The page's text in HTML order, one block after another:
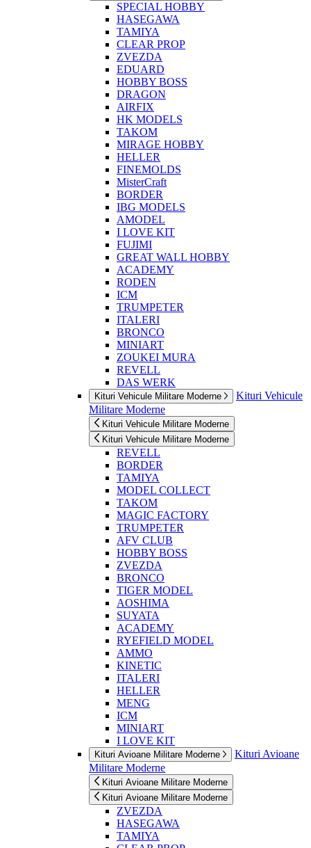
SPECIAL HOBBY
HASEGAWA
TAMIYA
CLEAR PROP
ZVEZDA
EDUARD
HOBBY BOSS
DRAGON
AIRFIX
HK MODELS
TAKOM
MIRAGE HOBBY
HELLER
FINEMOLDS
MisterCraft
BORDER
IBG MODELS
AMODEL
I LOVE KIT
FUJIMI
GREAT WALL HOBBY
ACADEMY
RODEN
ICM
TRUMPETER
ITALERI
BRONCO
MINIART
ZOUKEI MURA
REVELL
DAS WERK
Kituri Vehicule Militare Moderne
Kituri Vehicule
Militare Moderne
Kituri Vehicule Militare Moderne
Kituri Vehicule Militare Moderne
REVELL
BORDER
TAMIYA
MODEL COLLECT
TAKOM
MAGIC FACTORY
TRUMPETER
AFV CLUB
HOBBY BOSS
ZVEZDA
BRONCO
TIGER MODEL
AOSHIMA
SUYATA
ACADEMY
RYEFIELD MODEL
AMMO
KINETIC
ITALERI
HELLER
MENG
ICM
MINIART
I LOVE KIT
Kituri Avioane Militare Moderne
Kituri Avioane
Militare Moderne
Kituri Avioane Militare Moderne
Kituri Avioane Militare Moderne
ZVEZDA
HASEGAWA
TAMIYA